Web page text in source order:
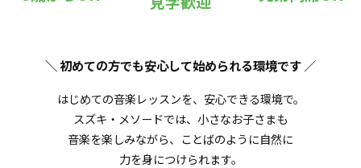
＼ 初めての方でも安心して始められる環境です／
はじめての音楽レッスンを、安心できる環境で。
スズキ・メソードでは、小さなお子さまも
音楽を楽しみながら、ことばのように自然に
力を身につけられます。